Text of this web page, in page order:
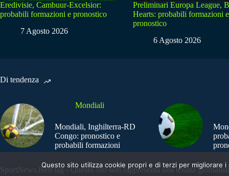
Eredivisie, Cambuur-Excelsior:
probabili formazioni e pronostico
7 Agosto 2026
Preliminari Europa League,
Hearts: probabili formazioni e
pronostico
6 Agosto 2026
Di tendenza
Mondiali
Mondiali, Inghilterra-RD
Congo: pronostico e
probabili formazioni
SportNews.BetFlag - Questo sito non rappresenta una testata
Questo sito utilizza cookie propri e di terzi per migliorare